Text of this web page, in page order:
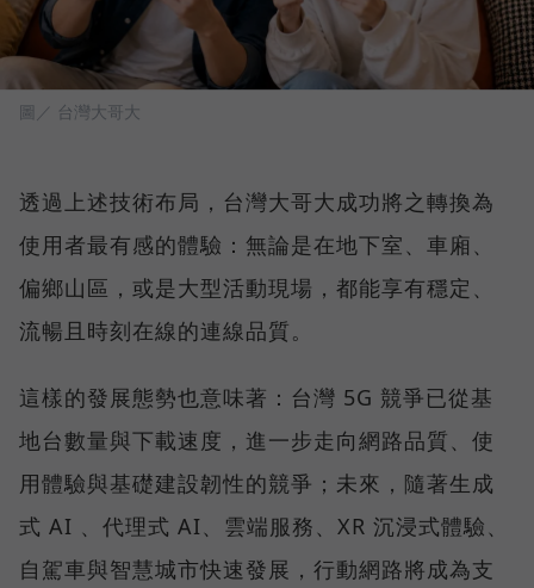
圖／ 台灣大哥大
透過上述技術布局，台灣大哥大成功將之轉換為
使用者最有感的體驗：無論是在地下室、車廂、
偏鄉山區，或是大型活動現場，都能享有穩定、
流暢且時刻在線的連線品質。
這樣的發展態勢也意味著：台灣 5G 競爭已從基
地台數量與下載速度，進一步走向網路品質、使
用體驗與基礎建設韌性的競爭；未來，隨著生成
式 AI 、代理式 AI、雲端服務、XR 沉浸式體驗、
自駕車與智慧城市快速發展，行動網路將成為支